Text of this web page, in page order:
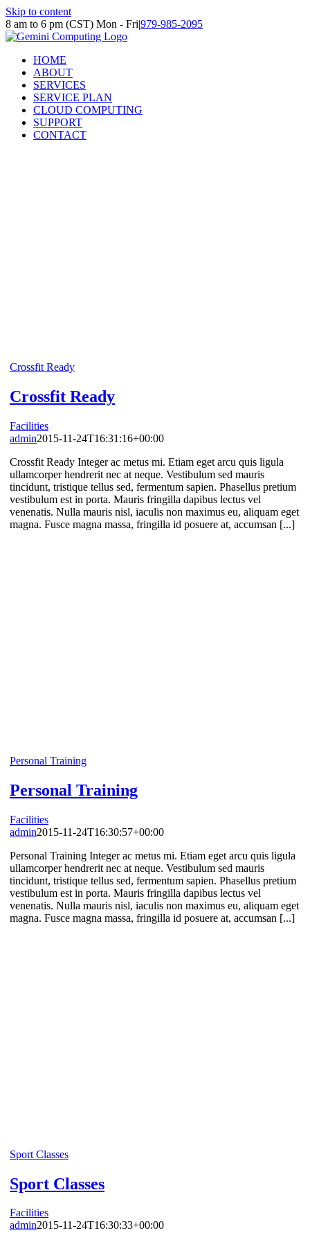
Skip to content
8 am to 6 pm (CST) Mon - Fri|979-985-2095
HOME
ABOUT
SERVICES
SERVICE PLAN
CLOUD COMPUTING
SUPPORT
CONTACT
Crossfit Ready
Crossfit Ready
Facilities
admin2015-11-24T16:31:16+00:00
Crossfit Ready Integer ac metus mi. Etiam eget arcu quis ligula
ullamcorper hendrerit nec at neque. Vestibulum sed mauris
tincidunt, tristique tellus sed, fermentum sapien. Phasellus pretium
vestibulum est in porta. Mauris fringilla dapibus lectus vel
venenatis. Nulla mauris nisl, iaculis non maximus eu, aliquam eget
magna. Fusce magna massa, fringilla id posuere at, accumsan [...]
Personal Training
Personal Training
Facilities
admin2015-11-24T16:30:57+00:00
Personal Training Integer ac metus mi. Etiam eget arcu quis ligula
ullamcorper hendrerit nec at neque. Vestibulum sed mauris
tincidunt, tristique tellus sed, fermentum sapien. Phasellus pretium
vestibulum est in porta. Mauris fringilla dapibus lectus vel
venenatis. Nulla mauris nisl, iaculis non maximus eu, aliquam eget
magna. Fusce magna massa, fringilla id posuere at, accumsan [...]
Sport Classes
Sport Classes
Facilities
admin2015-11-24T16:30:33+00:00